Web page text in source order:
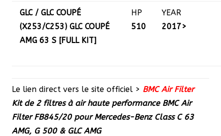
GLC / GLC COUPÉ
(X253/C253) GLC COUPÉ
AMG 63 S [FULL KIT]
HP
510
YEAR
2017>
Le lien direct vers le site officiel > BMC Air Filter
Kit de 2 filtres à air haute performance BMC Air
Filter FB845/20 pour Mercedes-Benz Class C 63
AMG, G 500 & GLC AMG